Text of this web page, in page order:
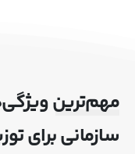
مهم‌ترین
سازمانی برای